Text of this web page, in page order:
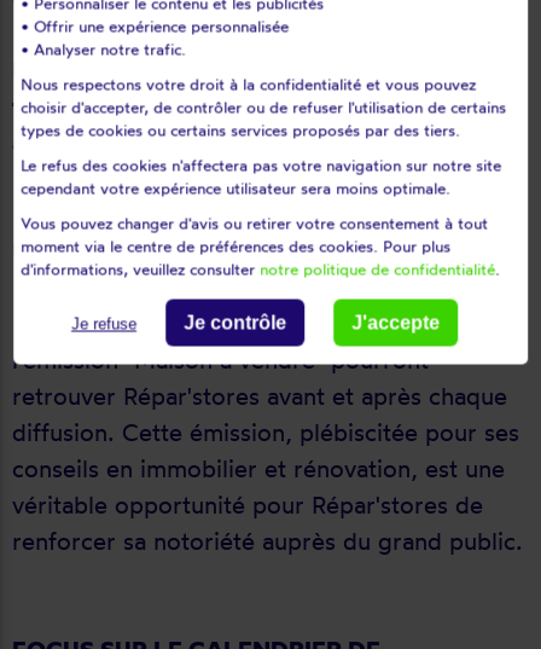
25 septembre et jusqu'au 29 octobre 2024,
Répar'stores sera présent sur M6, 6ter et
téva, en tant que parrain de l'émission "Maison
à vendre", animée par Stéphane Plaza.
UNE VISIBILITE ACCRUE GRACE À M6.
Pendant plus d'un mois, les téléspectateurs de
l'émission "Maison à vendre" pourront
retrouver Répar'stores avant et après chaque
diffusion. Cette émission, plébiscitée pour ses
conseils en immobilier et rénovation, est une
véritable opportunité pour Répar'stores de
renforcer sa notoriété auprès du grand public.
• Offrir une expérience personnalisée
• Analyser notre trafic.
Nous respectons votre droit à la confidentialité et vous pouvez
choisir d'accepter, de contrôler ou de refuser l'utilisation de certains
types de cookies ou certains services proposés par des tiers.
Le refus des cookies n'affectera pas votre navigation sur notre site
cependant votre expérience utilisateur sera moins optimale.
Vous pouvez changer d'avis ou retirer votre consentement à tout
moment via le centre de préférences des cookies. Pour plus
d'informations, veuillez consulter notre politique de confidentialité.
Je refuse Je contrôle J'accepte